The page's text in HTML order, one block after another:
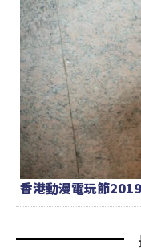
香港動漫電玩節